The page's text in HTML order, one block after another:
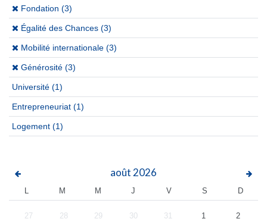
(x)
Fondation (3)
(x)
Égalité des Chances (3)
(x)
Mobilité internationale (3)
(x)
Générosité (3)
Université (1)
Entrepreneuriat (1)
Logement (1)
août 2026
L M M J V S D
27 28 29 30 31 1 2